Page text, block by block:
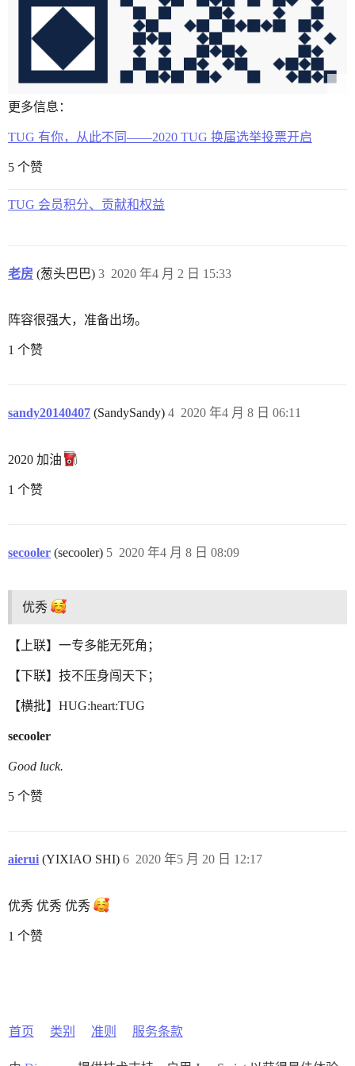
更多信息：
TUG 有你，从此不同——2020 TUG 换届选举投票开启
5 个赞
TUG 会员积分、贡献和权益
老房 (葱头巴巴) 2020 年4 月 2 日 15:33
3
阵容很强大，准备出场。
1 个赞
sandy20140407 (SandySandy) 2020 年4 月 8 日 06:11
4
2020 加油
1 个赞
secooler (secooler) 2020 年4 月 8 日 08:09
5
优秀
【上联】一专多能无死角；
【下联】技不压身闯天下；
【横批】HUG:heart:TUG
secooler
Good luck.
5 个赞
aierui (YIXIAO SHI) 2020 年5 月 20 日 12:17
6
优秀 优秀 优秀
1 个赞
首页 类别 准则 服务条款